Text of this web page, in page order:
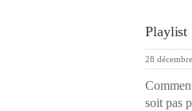
Playlist
28
soit pas